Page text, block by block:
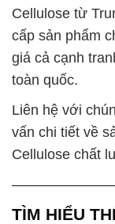
Cellulose từ
cấp sản phẩm
giá cả cạnh
toàn quốc.
Liên hệ với
vấn chi tiết về
Cellulose chất
TÌM HIỂU